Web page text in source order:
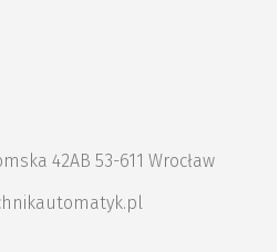
42AB 53-611 Wrocław